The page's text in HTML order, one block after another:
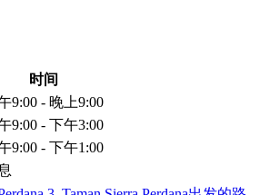
时间
午9:00 - 晚上9:00
午9:00 - 下午3:00
午9:00 - 下午1:00